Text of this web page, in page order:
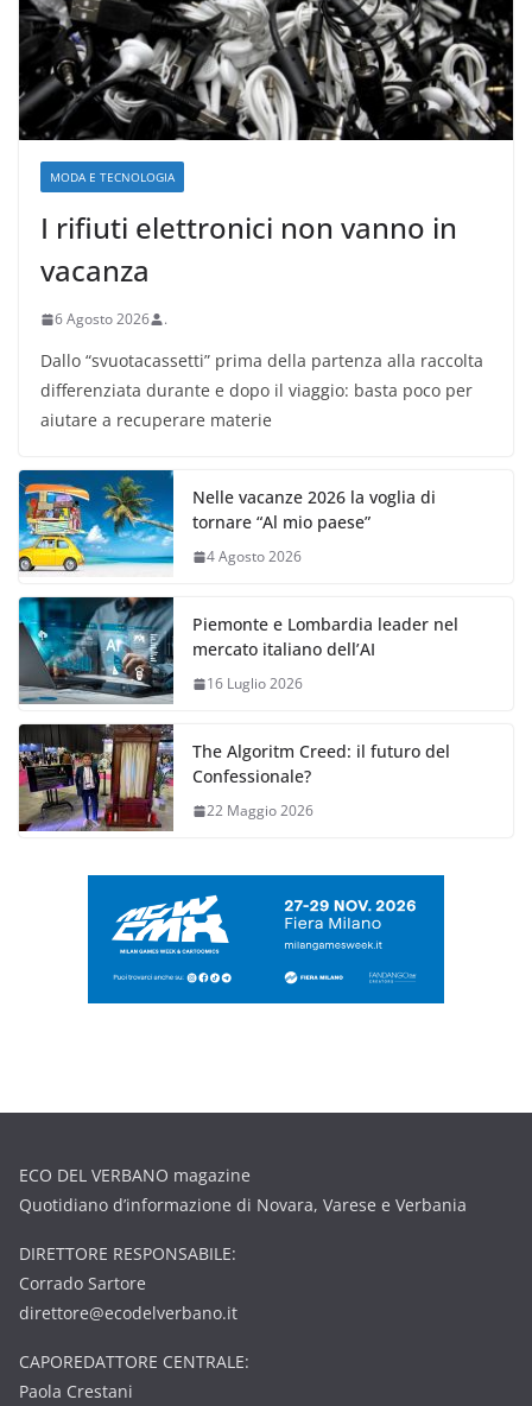
MODA E TECNOLOGIA
I rifiuti elettronici non vanno in
vacanza
6 Agosto 2026 .
Dallo “svuotacassetti” prima della partenza alla raccolta
differenziata durante e dopo il viaggio: basta poco per
aiutare a recuperare materie
Nelle vacanze 2026 la voglia di
tornare “Al mio paese”
4 Agosto 2026
Piemonte e Lombardia leader nel
mercato italiano dell’AI
16 Luglio 2026
The Algoritm Creed: il futuro del
Confessionale?
22 Maggio 2026
ECO DEL VERBANO magazine
Quotidiano d’informazione di Novara, Varese e Verbania
DIRETTORE RESPONSABILE:
Corrado Sartore
direttore@ecodelverbano.it
CAPOREDATTORE CENTRALE:
Paola Crestani